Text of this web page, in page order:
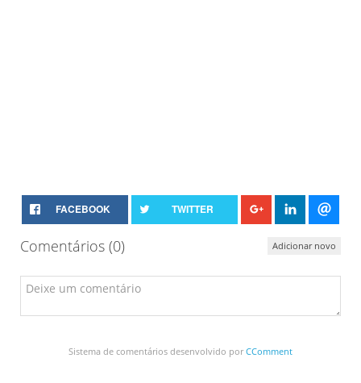
FACEBOOK TWITTER
Comentários (0) Adicionar novo
Sistema de comentários desenvolvido por CComment